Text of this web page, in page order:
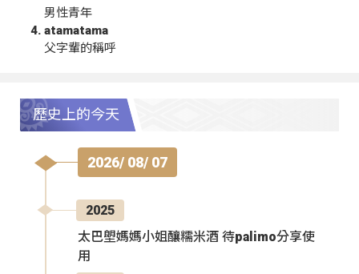
男性青年
atamatama
父字輩的稱呼
歷史上的今天
2026/ 08/ 07
2025
太巴塱媽媽小姐釀糯米酒 待palimo分享使
用